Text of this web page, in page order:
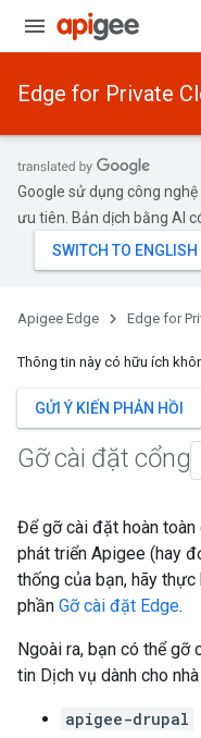
Edge for Private
Google sử dụng công
ưu tiên. Bản dịch bằng AI
Apigee Edge Edge for
Thông tin này có hữu ích
GỬI Ý KIẾN PHẢN HỒI
Gỡ cài đặt cổng
Để gỡ cài đặt hoàn toàn
phát triển Apigee (hay
thống của bạn, hãy
phần Gỡ cài đặt Edge.
Ngoài ra, bạn có thể gỡ
tin Dịch vụ dành cho
apigee-drupal